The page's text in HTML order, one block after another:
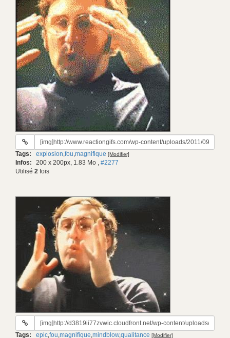
URL
gif:
Tags: explosion,fou,magnifique [Modifier]
Infos: 200 x 200px, 1.83 Mo , #2277
Utilisé 2 fois
URL
gif:
Tags: epic,fou,magnifique,mindblow,qualitance [Modifier]